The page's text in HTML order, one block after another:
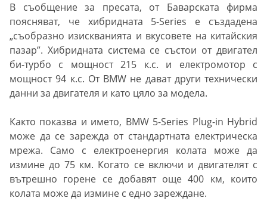
В съобщение за пресата, от Баварската фирма
поясняват, че хибридната 5-Series е създадена
„съобразно изискванията и вкусовете на китайския
пазар”. Хибридната система се състои от двигател
би-турбо с мощност 215 к.с. и електромотор с
мощност 94 к.с. От BMW не дават други технически
данни за двигателя и като цяло за модела.
Както показва и името, BMW 5-Series Plug-in Hybrid
може да се зарежда от стандартната електрическа
мрежа. Само с електроенергия колата може да
измине до 75 км. Когато се включи и двигателят с
вътрешно горене се добавят още 400 км, които
колата може да измине с едно зареждане.